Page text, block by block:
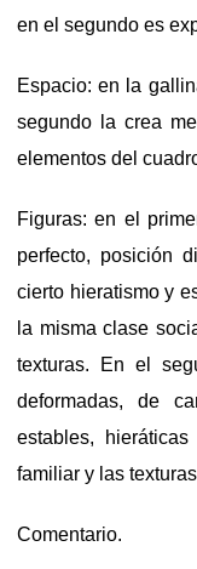
en el segundo es
Espacio: en la
segundo la crea
elementos del
Figuras: en el
perfecto, posición
cierto hieratismo y
la misma clase
texturas. En el
deformadas, de
estables,
familiar y las
Comentario.